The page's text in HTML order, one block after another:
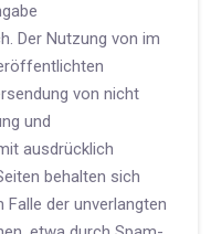
Der Nutzung von im
von nicht
und
ausdrücklich
behalten sich
der unverlangten